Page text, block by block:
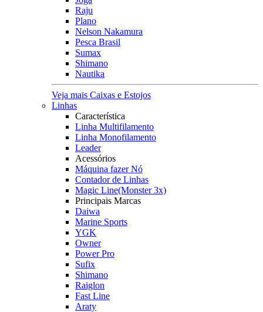
Raju
Plano
Nelson Nakamura
Pesca Brasil
Sumax
Shimano
Nautika
Veja mais Caixas e Estojos
Linhas
Característica
Linha Multifilamento
Linha Monofilamento
Leader
Acessórios
Máquina fazer Nó
Contador de Linhas
Magic Line(Monster 3x)
Principais Marcas
Daiwa
Marine Sports
YGK
Owner
Power Pro
Sufix
Shimano
Raiglon
Fast Line
Araty